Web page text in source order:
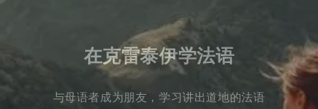
在克雷泰伊学法语
与母语者成为朋友，学习讲出道地的法语